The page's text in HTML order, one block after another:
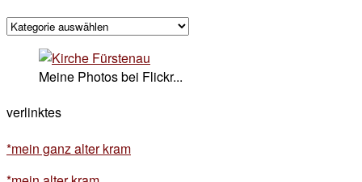
kategorisches
Meine Photos bei Flickr...
verlinktes
*mein ganz alter kram